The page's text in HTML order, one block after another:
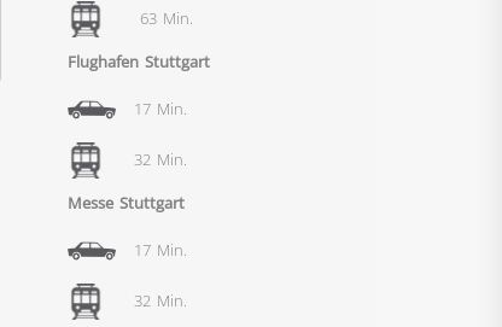
63 Min.
Flughafen Stuttgart
17 Min.
32 Min.
Messe Stuttgart
17 Min.
32 Min.